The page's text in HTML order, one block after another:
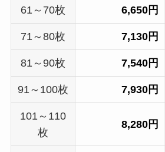
61～70枚 6,650円
71～80枚 7,130円
81～90枚 7,540円
91～100枚 7,930円
101～110
枚
8,280円